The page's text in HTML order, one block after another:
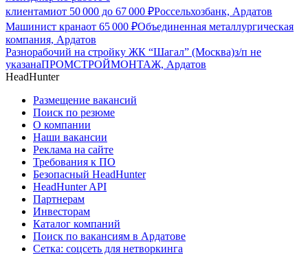
клиентамиот 50 000 до 67 000 ₽Россельхозбанк, Ардатов
Машинист кранаот 65 000 ₽Объединенная металлургическая
компания, Ардатов
Разнорабочий на стройку ЖК “Шагал” (Москва)з/п не
указанаПРОМСТРОЙМОНТАЖ, Ардатов
HeadHunter
Размещение вакансий
Поиск по резюме
О компании
Наши вакансии
Реклама на сайте
Требования к ПО
Безопасный HeadHunter
HeadHunter API
Партнерам
Инвесторам
Каталог компаний
Поиск по вакансиям в Ардатове
Сетка: соцсеть для нетворкинга